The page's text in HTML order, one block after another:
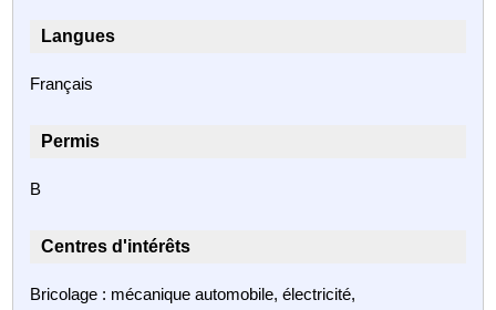
Langues
Français
Permis
B
Centres d'intérêts
Bricolage : mécanique automobile, électricité,